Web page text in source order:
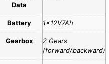
Data
Battery 1x12V7Ah
Gearbox
2 Gears
(forward/backward)